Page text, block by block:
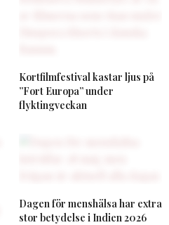
Kortfilmfestival kastar ljus på
”Fort Europa” under
flyktingveckan
Dagen för menshälsa har extra
stor betydelse i Indien 2026